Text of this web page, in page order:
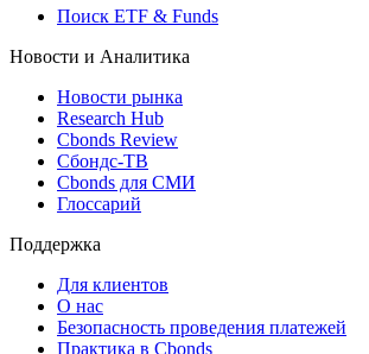
Виджет: Карта процентных ставок
ETF & Funds
Поиск ETF & Funds
Новости и Аналитика
Новости рынка
Research Hub
Сбондс-ТВ
Глоссарий
Поддержка